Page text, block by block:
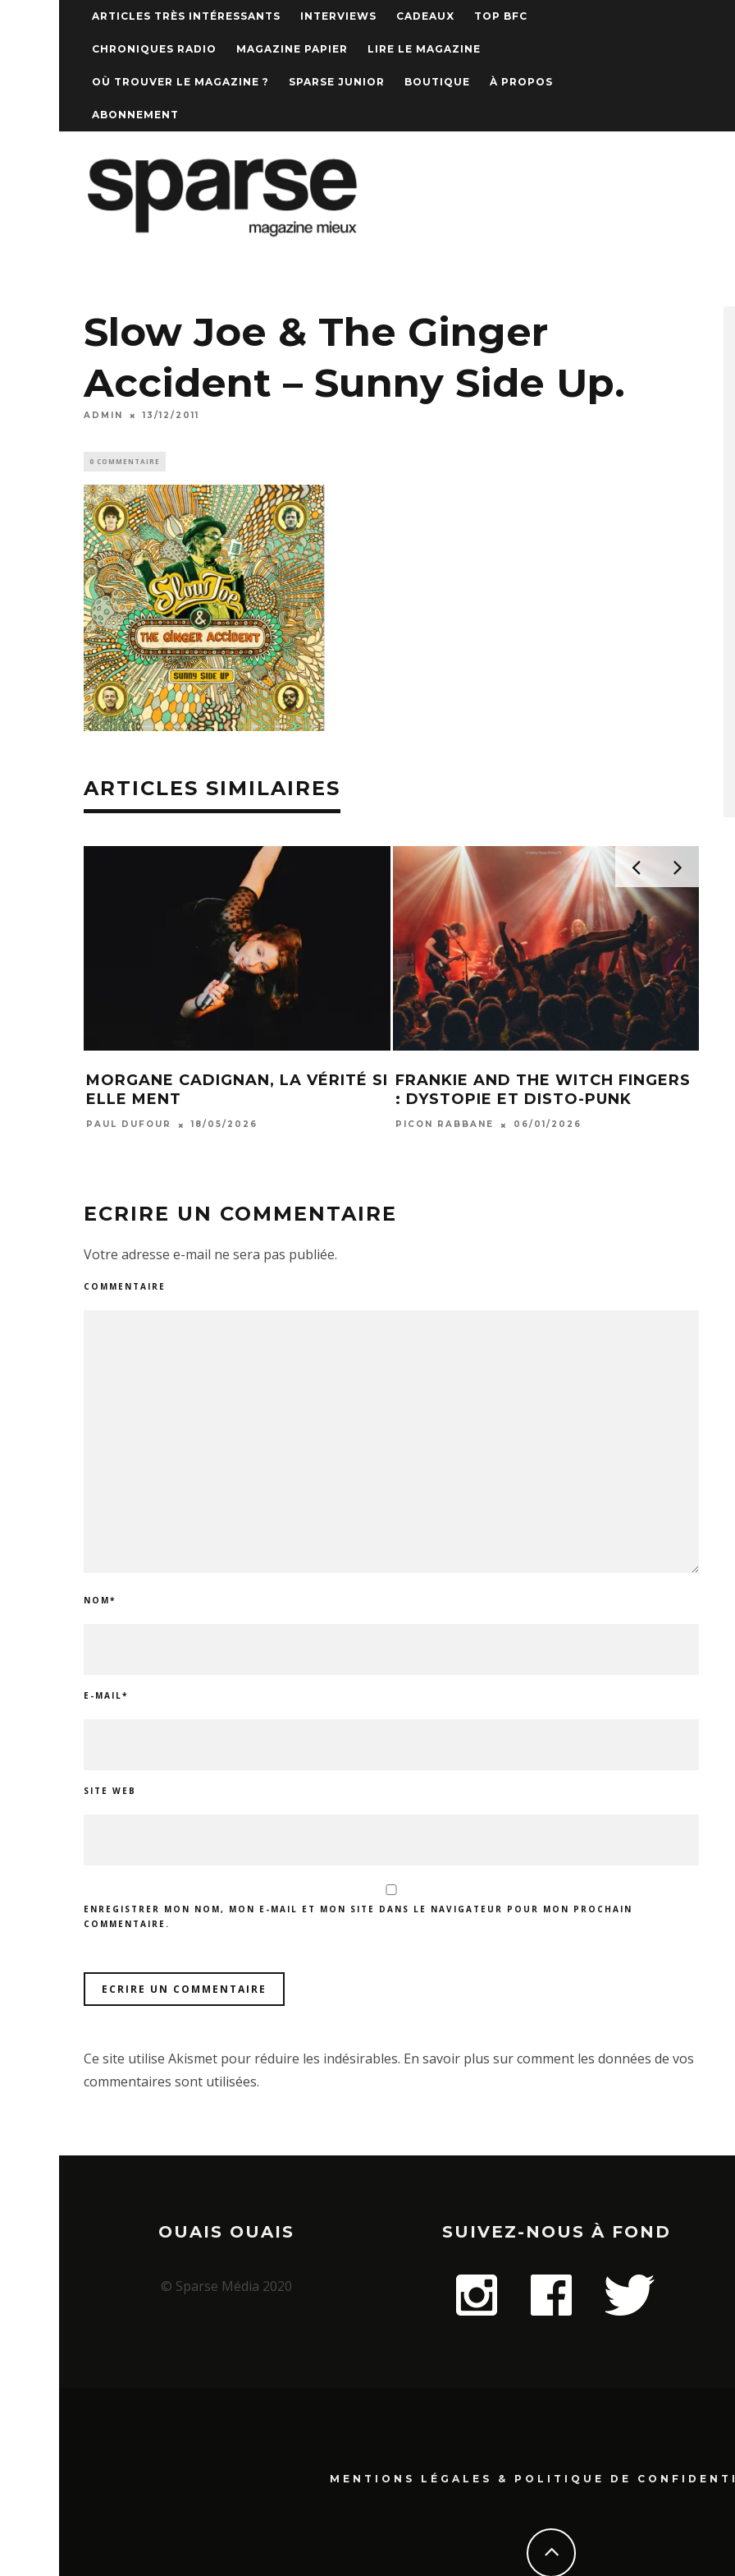
ARTICLES TRÈS INTÉRESSANTS INTERVIEWS CADEAUX TOP BFC
CHRONIQUES RADIO MAGAZINE PAPIER LIRE LE MAGAZINE
OÙ TROUVER LE MAGAZINE ? SPARSE JUNIOR BOUTIQUE À PROPOS
ABONNEMENT
Slow Joe & The Ginger
Accident – Sunny Side Up.
ADMIN 13/12/2011
0 COMMENTAIRE
ARTICLES SIMILAIRES
MORGANE CADIGNAN, LA VÉRITÉ SI
ELLE MENT
PAUL DUFOUR 18/05/2026
FRANKIE AND THE WITCH FINGERS
: DYSTOPIE ET DISTO-PUNK
PICON RABBANE 06/01/2026
ECRIRE UN COMMENTAIRE
Votre adresse e-mail ne sera pas publiée.
COMMENTAIRE
NOM*
E-MAIL*
SITE WEB
ENREGISTRER MON NOM, MON E-MAIL ET MON SITE DANS LE NAVIGATEUR POUR MON PROCHAIN
COMMENTAIRE.
Ce site utilise Akismet pour réduire les indésirables. En savoir plus sur comment les données de vos
commentaires sont utilisées.
OUAIS OUAIS
© Sparse Média 2020
SUIVEZ-NOUS À FOND
MENTIONS LÉGALES & POLITIQUE DE